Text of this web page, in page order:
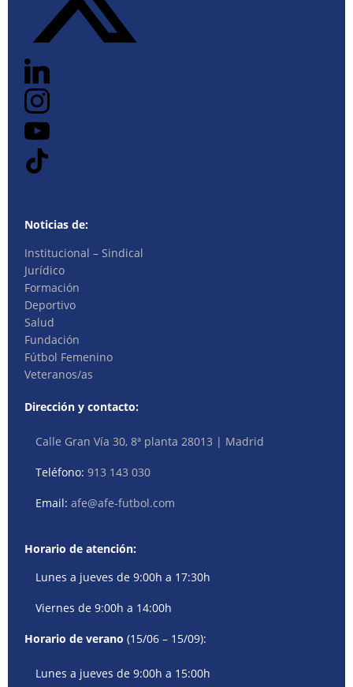
Noticias de:
Institucional – Sindical
Jurídico
Formación
Deportivo
Salud
Fundación
Fútbol Femenino
Veteranos/as
Dirección y contacto:
Calle Gran Vía 30, 8ª planta 28013 | Madrid
Teléfono:913 143 030
Email:afe@afe-futbol.com
Horario de atención:
Lunes a jueves de 9:00h a 17:30h
Viernes de 9:00h a 14:00h
Horario de verano (15/06 – 15/09):
Lunes a jueves de 9:00h a 15:00h